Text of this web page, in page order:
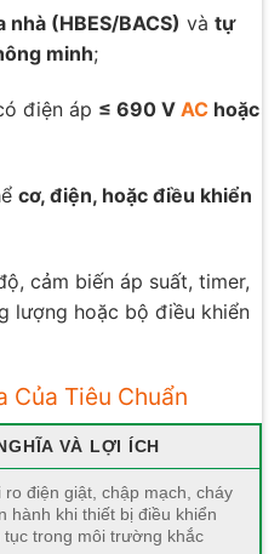
(HBES/BACS) và tự
minh;
điện áp ≤ 690 V AChoặc
cơ, điện, hoặc điều khiển
cảm biến áp suất, timer,
lượng hoặc bộ điều khiển
Của Tiêu Chuẩn
VÀ LỢI ÍCH
ro điện giật, chập mạch, cháy
hành khi thiết bị điều khiển
tục trong môi trường khắc